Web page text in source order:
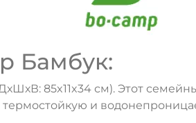
Бамбук:
85x11x34 см). Этот
термостойкую и